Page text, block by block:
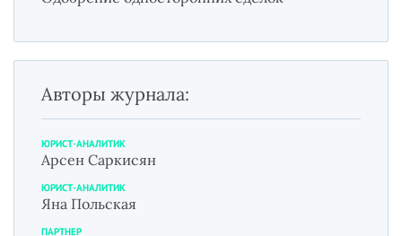
Авторы журнала:
ЮРИСТ-АНАЛИТИК
Арсен Саркисян
ЮРИСТ-АНАЛИТИК
Яна Польская
ПАРТНЕР